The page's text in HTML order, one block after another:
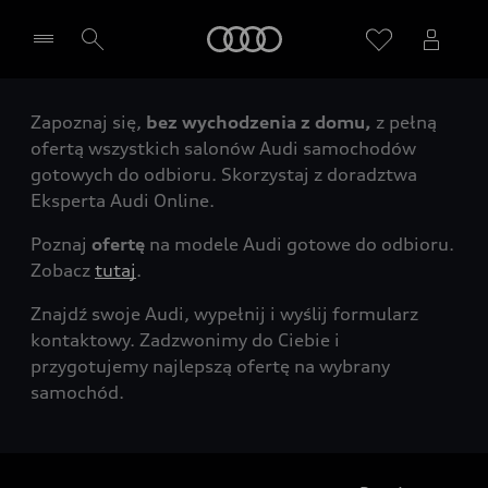
Wybierz Twojego Partnera Audi
Zapoznaj się, bez wychodzenia z domu, z pełną
ofertą wszystkich salonów Audi samochodów
gotowych do odbioru. Skorzystaj z doradztwa
Eksperta Audi Online.
Poznaj ofertę na modele Audi gotowe do odbioru.
Zobacz tutaj.
Znajdź swoje Audi, wypełnij i wyślij formularz
kontaktowy. Zadzwonimy do Ciebie i
przygotujemy najlepszą ofertę na wybrany
samochód.